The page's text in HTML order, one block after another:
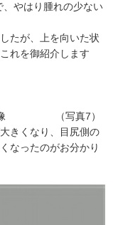
、やはり腫れの少ない
たが、上を向いた状
れを御紹介します
像 （写真7）
きくなり、目尻側の
なったのがお分かり